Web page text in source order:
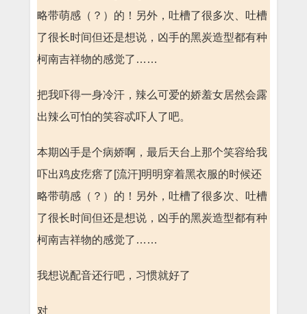
略带萌感（？）的！另外，吐槽了很多次、吐槽
了很长时间但还是想说，凶手的黑炭造型都有种
柯南吉祥物的感觉了……
把我吓得一身冷汗，辣么可爱的娇羞女居然会露
出辣么可怕的笑容忒吓人了吧。
本期凶手是个病娇啊，最后天台上那个笑容给我
吓出鸡皮疙瘩了[流汗]明明穿着黑衣服的时候还
略带萌感（？）的！另外，吐槽了很多次、吐槽
了很长时间但还是想说，凶手的黑炭造型都有种
柯南吉祥物的感觉了……
我想说配音还行吧，习惯就好了
对